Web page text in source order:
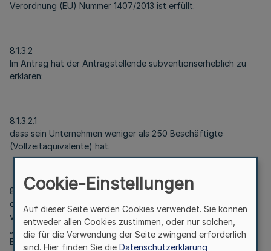
Verordnung (EU) Nummer 1407/2013 ist erfüllt.
8.1.3.2
Im Antrag hat der Antragstellende subventionserheblich zu
erklären:
8.1.3.2.1
dass sein Unternehmen weniger als 250 Beschäftigte
(Vollzeitäquivalente) hat.
8.1.3.2.2
dass sein Unternehmen innerhalb der letzten zwölf Monate
vor dem Zeitpunkt der Antragsstellung keine Bewilligung für
„Coach2Change“ erhalten hat. Maßgeblich ist das Datum der
Erstbewilligung.
Cookie-Einstellungen
Auf dieser Seite werden Cookies verwendet. Sie können
entweder allen Cookies zustimmen, oder nur solchen,
die für die Verwendung der Seite zwingend erforderlich
sind. Hier finden Sie die Datenschutzerklärung